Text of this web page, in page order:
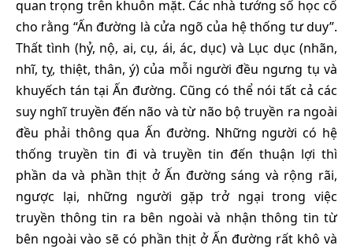
quan trọng trên khuôn mặt. Các nhà tướng số học cổ
cho rằng “Ấn đường là cửa ngõ của hệ thống tư duy”.
Thất tình (hỷ, nộ, ai, cụ, ái, ác, dục) và Lục dục (nhãn,
nhĩ, tỵ, thiệt, thân, ý) của mỗi người đều ngưng tụ và
khuyếch tán tại Ấn đường. Cũng có thể nói tất cả các
suy nghĩ truyền đến não và từ não bộ truyền ra ngoài
đều phải thông qua Ấn đường. Những người có hệ
thống truyền tin đi và truyền tin đến thuận lợi thì
phần da và phần thịt ở Ấn đường sáng và rộng rãi,
ngược lại, những người gặp trở ngại trong việc
truyền thông tin ra bên ngoài và nhận thông tin từ
bên ngoài vào sẽ có phần thịt ở Ấn đường rất khô và